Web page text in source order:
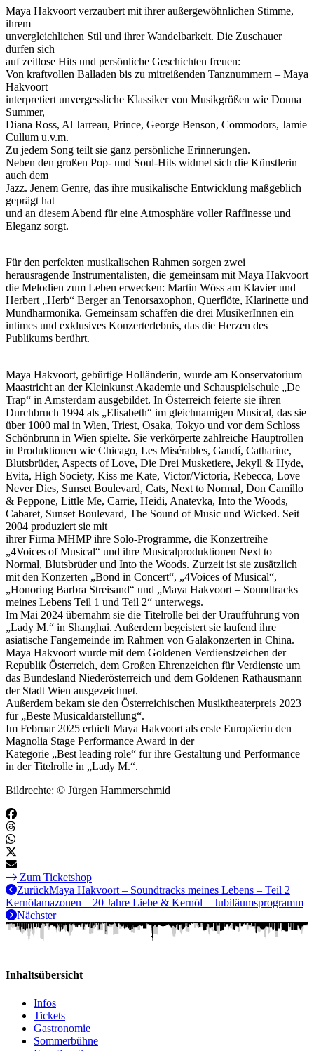
Maya Hakvoort verzaubert mit ihrer außergewöhnlichen Stimme,
ihrem
unvergleichlichen Stil und ihrer Wandelbarkeit. Die Zuschauer
dürfen sich
auf zeitlose Hits und persönliche Geschichten freuen:
Von kraftvollen Balladen bis zu mitreißenden Tanznummern – Maya
Hakvoort
interpretiert unvergessliche Klassiker von Musikgrößen wie Donna
Summer,
Diana Ross, Al Jarreau, Prince, George Benson, Commodors, Jamie
Cullum u.v.m.
Zu jedem Song teilt sie ganz persönliche Erinnerungen.
Neben den großen Pop- und Soul-Hits widmet sich die Künstlerin
auch dem
Jazz. Jenem Genre, das ihre musikalische Entwicklung maßgeblich
geprägt hat
und an diesem Abend für eine Atmosphäre voller Raffinesse und
Eleganz sorgt.
Für den perfekten musikalischen Rahmen sorgen zwei
herausragende Instrumentalisten, die gemeinsam mit Maya Hakvoort
die Melodien zum Leben erwecken: Martin Wöss am Klavier und
Herbert „Herb“ Berger an Tenorsaxophon, Querflöte, Klarinette und
Mundharmonika. Gemeinsam schaffen die drei MusikerInnen ein
intimes und exklusives Konzerterlebnis, das die Herzen des
Publikums berührt.
Maya Hakvoort, gebürtige Holländerin, wurde am Konservatorium
Maastricht an der Kleinkunst Akademie und Schauspielschule „De
Trap“ in Amsterdam ausgebildet. In Österreich feierte sie ihren
Durchbruch 1994 als „Elisabeth“ im gleichnamigen Musical, das sie
über 1000 mal in Wien, Triest, Osaka, Tokyo und vor dem Schloss
Schönbrunn in Wien spielte. Sie verkörperte zahlreiche Hauptrollen
in Produktionen wie Chicago, Les Misérables, Gaudí, Catharine,
Blutsbrüder, Aspects of Love, Die Drei Musketiere, Jekyll & Hyde,
Evita, High Society, Kiss me Kate, Victor/Victoria, Rebecca, Love
Never Dies, Sunset Boulevard, Cats, Next to Normal, Don Camillo
& Peppone, Little Me, Carrie, Heidi, Anatevka, Into the Woods,
Cabaret, Sunset Boulevard, The Sound of Music und Wicked. Seit
2004 produziert sie mit
ihrer Firma MHMP ihre Solo-Programme, die Konzertreihe
„4Voices of Musical“ und ihre Musicalproduktionen Next to
Normal, Blutsbrüder und Into the Woods. Zurzeit ist sie zusätzlich
mit den Konzerten „Bond in Concert“, „4Voices of Musical“,
„Honoring Barbra Streisand“ und „Maya Hakvoort – Soundtracks
meines Lebens Teil 1 und Teil 2“ unterwegs.
Im Mai 2024 übernahm sie die Titelrolle bei der Uraufführung von
„Lady M.“ in Shanghai. Außerdem begeistert sie laufend ihre
asiatische Fangemeinde im Rahmen von Galakonzerten in China.
Maya Hakvoort wurde mit dem Goldenen Verdienstzeichen der
Republik Österreich, dem Großen Ehrenzeichen für Verdienste um
das Bundesland Niederösterreich und dem Goldenen Rathausmann
der Stadt Wien ausgezeichnet.
Außerdem bekam sie den Österreichischen Musiktheaterpreis 2023
für „Beste Musicaldarstellung“.
Im Februar 2025 erhielt Maya Hakvoort als erste Europäerin den
Magnolia Stage Performance Award in der
Kategorie „Best leading role“ für ihre Gestaltung und Performance
in der Titelrolle in „Lady M.“.
Bildrechte: © Jürgen Hammerschmid
Zum Ticketshop
ZurückMaya Hakvoort – Soundtracks meines Lebens – Teil 2
Kernölamazonen – 20 Jahre Liebe & Kernöl – Jubiläumsprogramm
Nächster
Inhaltsübersicht
Infos
Tickets
Gastronomie
Sommerbühne